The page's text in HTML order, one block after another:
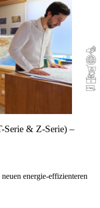
Serie & Z-Serie) –
energie-effizienteren